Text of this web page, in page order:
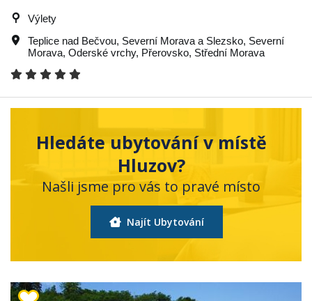
Výlety
Teplice nad Bečvou, Severní Morava a Slezsko, Severní
Morava, Oderské vrchy, Přerovsko, Střední Morava
Hledáte ubytování v místě
Hluzov?
Našli jsme pro vás to pravé místo
Najít Ubytování